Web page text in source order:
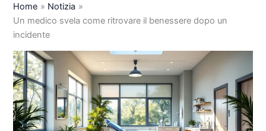
Home
Notizia
Un medico svela come ritrovare il benessere dopo un
incidente